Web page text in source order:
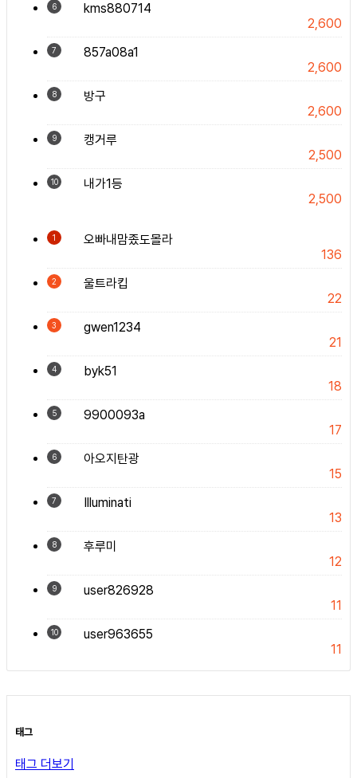
6
kms880714
2,600
7
857a08a1
2,600
8
방구
2,600
9
캥거루
2,500
10
내가1등
2,500
1
오빠내맘좄도몰라
136
2
울트라킵
22
3
gwen1234
21
4
byk51
18
5
9900093a
17
6
아오지탄광
15
7
Illuminati
13
8
후루미
12
9
user826928
11
10
user963655
11
태그
태그 더보기